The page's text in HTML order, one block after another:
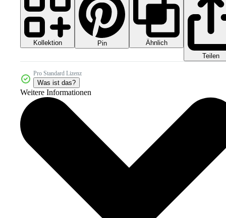
Kollektion Pin
Ähnlich
Teilen
Pro Standard Lizenz
Was ist das?
Weitere Informationen